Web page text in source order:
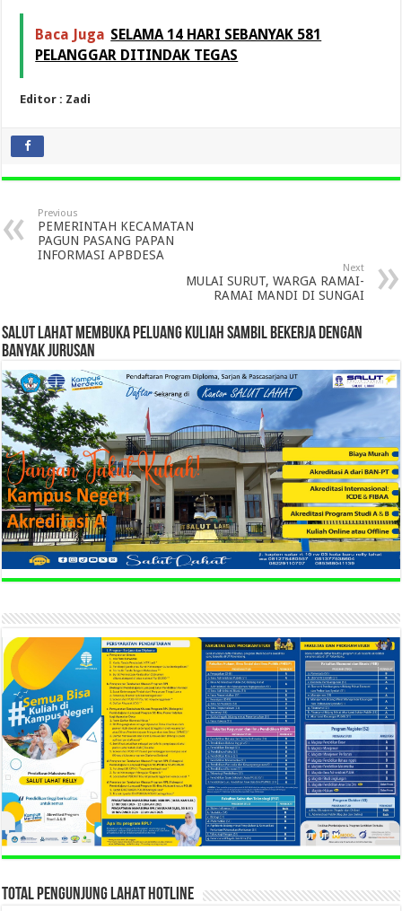
Baca Juga SELAMA 14 HARI SEBANYAK 581
PELANGGAR DITINDAK TEGAS
Editor : Zadi
Previous
PEMERINTAH KECAMATAN
PAGUN PASANG PAPAN
INFORMASI APBDESA
Next
MULAI SURUT, WARGA RAMAI-
RAMAI MANDI DI SUNGAI
SALUT LAHAT MEMBUKA PELUANG KULIAH SAMBIL BEKERJA DENGAN
BANYAK JURUSAN
TOTAL PENGUNJUNG LAHAT HOTLINE